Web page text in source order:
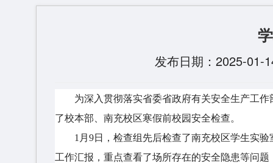
发布日期：2025-
为深入贯彻落实省委省政府有关安全生产工
了校本部、南充校区寒假前校园安全检查。
1月9日，检查组先后检查了南充校区学生实
工作汇报，重点查看了场所存在的安全隐患等问